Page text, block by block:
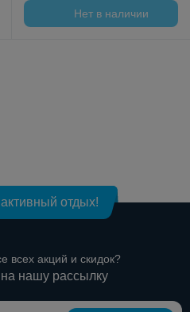
Нет в наличии
отдых!
всех акций и скидок?
нашу рассылку